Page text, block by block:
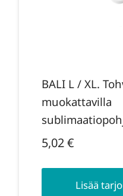
BALI L / XL.
muokattavilla
5,02€
Lisää